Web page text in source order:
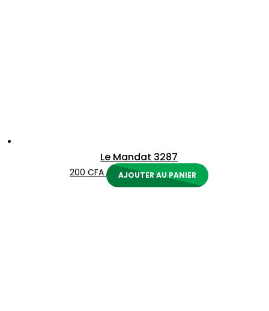
Le Mandat 3287
200 CFA AJOUTER AU PANIER